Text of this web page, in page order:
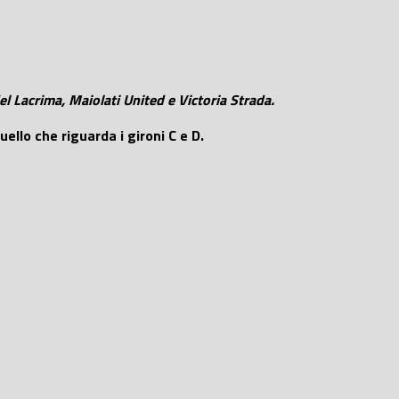
Lacrima, Maiolati United e Victoria Strada.
che riguarda i gironi C e D.